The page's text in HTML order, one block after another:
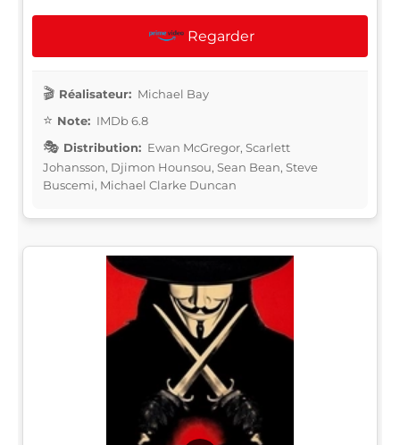
Regarder
Réalisateur: Michael Bay
Note: IMDb 6.8
Distribution: Ewan McGregor, Scarlett
Johansson, Djimon Hounsou, Sean Bean, Steve
Buscemi, Michael Clarke Duncan